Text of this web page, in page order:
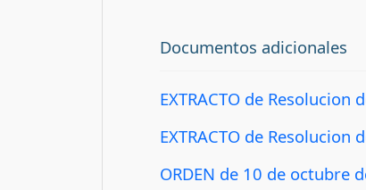
Documentos adicionales
EXTRACTO de
EXTRACTO de
ORDEN de 10 de octubre